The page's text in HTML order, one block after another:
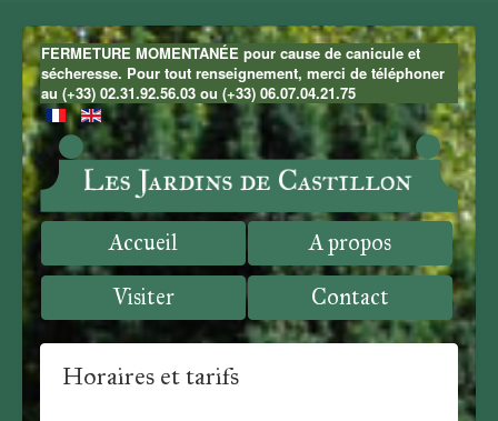
FERMETURE MOMENTANÉE pour cause de canicule et
sécheresse. Pour tout renseignement, merci de téléphoner
au (+33) 02.31.92.56.03 ou (+33) 06.07.04.21.75
Accueil
A propos
Visiter
Contact
Horaires et tarifs